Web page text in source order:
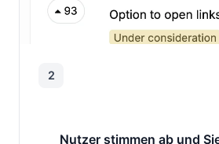
2
Nutzer stimmen ab und